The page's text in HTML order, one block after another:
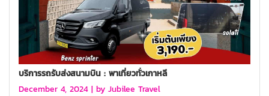
บริการรถรับส่งสนามบิน : พาเที่ยวทั่วเกาหลี
December 4, 2024 | by Jubilee Travel